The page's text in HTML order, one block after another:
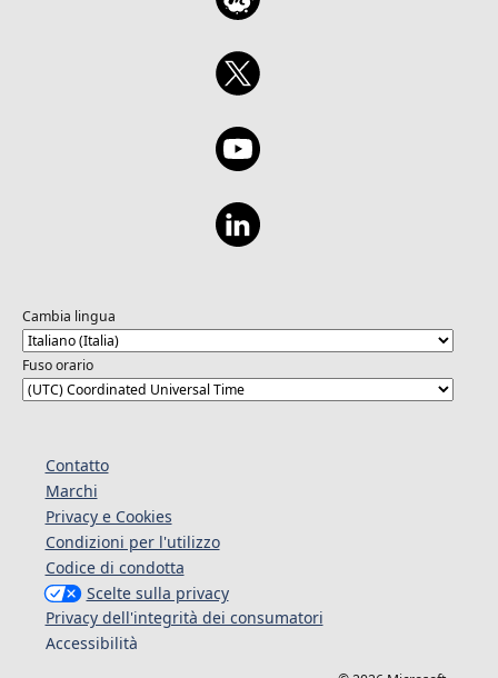
Cambia lingua
Fuso orario
Contatto
Marchi
Privacy e Cookies
Condizioni per l'utilizzo
Codice di condotta
Scelte sulla privacy
Privacy dell'integrità dei consumatori
Accessibilità